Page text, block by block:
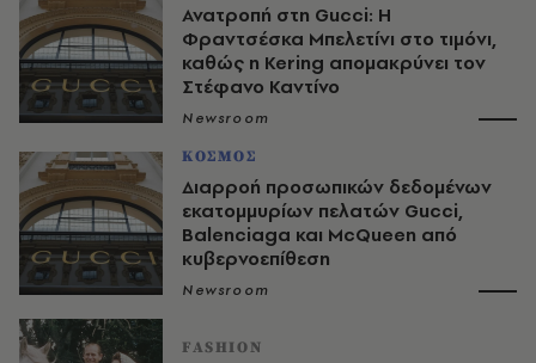
Ανατροπή στη Gucci: Η
Φραντσέσκα Μπελετίνι στο τιμόνι,
καθώς η Kering απομακρύνει τον
Στέφανο Καντίνο
Newsroom
ΚΟΣΜΟΣ
Διαρροή προσωπικών δεδομένων
εκατομμυρίων πελατών Gucci,
Balenciaga και McQueen από
κυβερνοεπίθεση
Newsroom
FASHION